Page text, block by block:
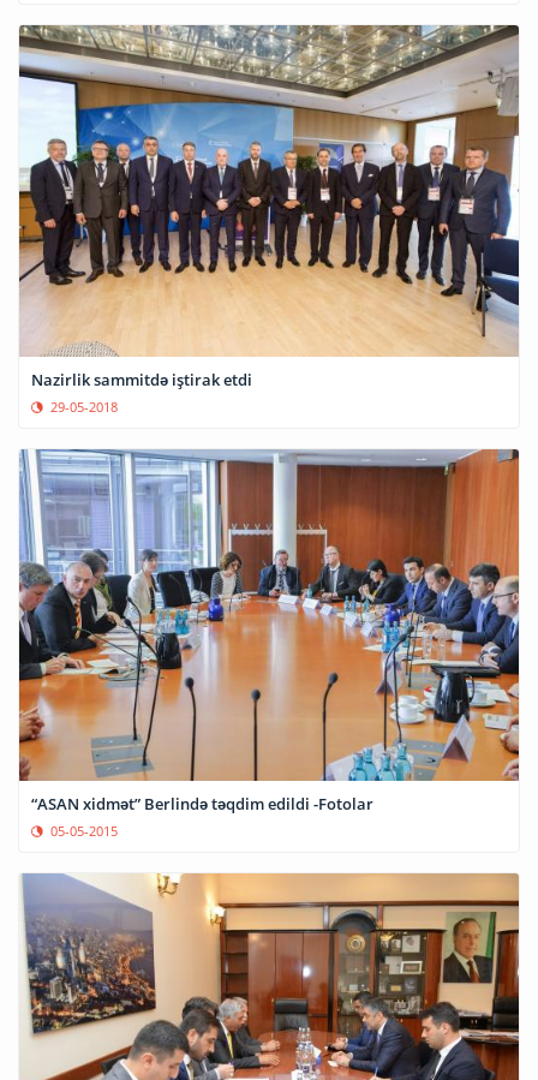
Nazirlik sammitdə iştirak etdi
29-05-2018
“ASAN xidmət” Berlində təqdim edildi -Fotolar
05-05-2015